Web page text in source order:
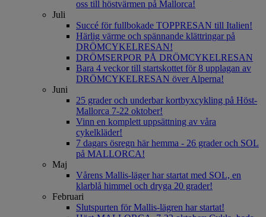
oss till höstvärmen på Mallorca!
Juli
Succé för fullbokade TOPPRESAN till Italien!
Härlig värme och spännande klättringar på
DRÖMCYKELRESAN!
DRÖMSERPOR PÅ DRÖMCYKELRESAN
Bara 4 veckor till startskottet för 8 upplagan av
DRÖMCYKELRESAN över Alperna!
Juni
25 grader och underbar kortbyxcykling på Höst-
Mallorca 7-22 oktober!
Vinn en komplett uppsättning av våra
cykelkläder!
7 dagars ösregn här hemma - 26 grader och SOL
på MALLORCA!
Maj
Vårens Mallis-läger har startat med SOL, en
klarblå himmel och dryga 20 grader!
Februari
Slutspurten för Mallis-lägren har startat!